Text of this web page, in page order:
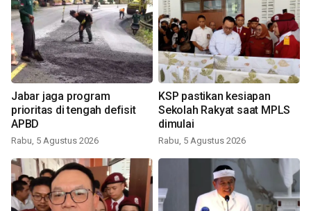
Jabar jaga program
prioritas di tengah defisit
APBD
Rabu, 5 Agustus 2026
KSP pastikan kesiapan
Sekolah Rakyat saat MPLS
dimulai
Rabu, 5 Agustus 2026